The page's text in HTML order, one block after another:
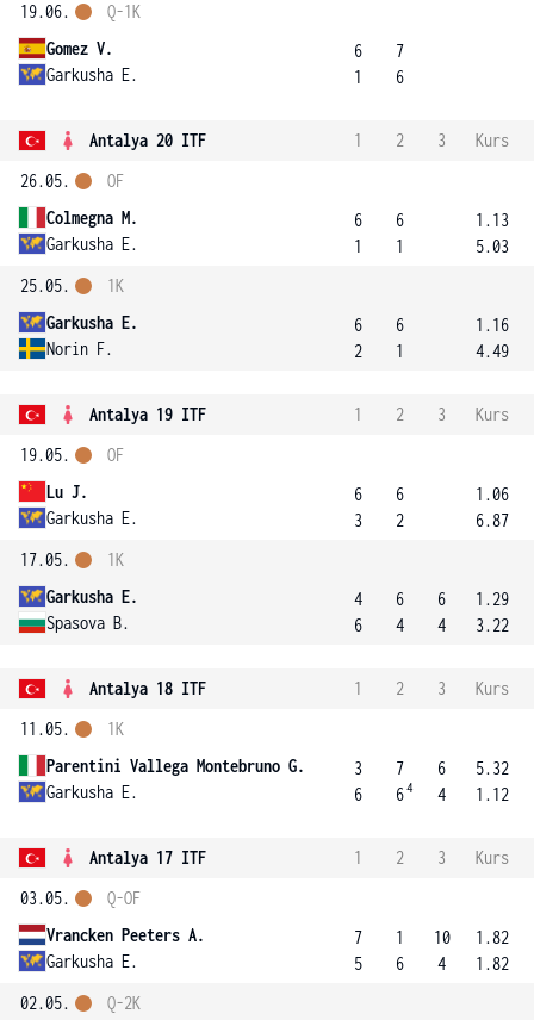
19.06.
Gomez V.
Garkusha E.
Q-1K
6
1
7
6
Antalya 20 ITF 1 2 3
Kurs
26.05.
Colmegna M.
Garkusha E.
OF
6
1
6
1
1.13
5.03
25.05.
Garkusha E.
Norin F.
1K
6
2
6
1
1.16
4.49
Antalya 19 ITF 1 2 3
Kurs
19.05.
Lu J.
Garkusha E.
OF
6
3
6
2
1.06
6.87
17.05.
Garkusha E.
Spasova B.
1K
4
6
6
4
6
4
1.29
3.22
Antalya 18 ITF 1 2 3
Kurs
11.05.
Parentini Vallega Montebruno G.
Garkusha E.
1K
3
6
7
64
6
4
5.32
1.12
Antalya 17 ITF 1 2 3
Kurs
03.05.
Vrancken Peeters A.
Garkusha E.
Q-OF
7
5
1
6
10
4
1.82
1.82
02.05.
Q-2K